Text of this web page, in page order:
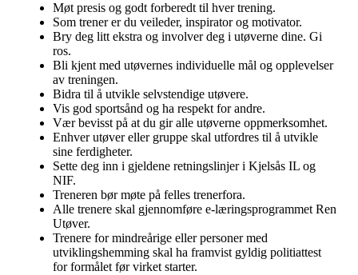
Møt presis og godt forberedt til hver trening.
Som trener er du veileder, inspirator og motivator.
Bry deg litt ekstra og involver deg i utøverne dine. Gi
ros.
Bli kjent med utøvernes individuelle mål og opplevelser
av treningen.
Bidra til å utvikle selvstendige utøvere.
Vis god sportsånd og ha respekt for andre.
Vær bevisst på at du gir alle utøverne oppmerksomhet.
Enhver utøver eller gruppe skal utfordres til å utvikle
sine ferdigheter.
Sette deg inn i gjeldene retningslinjer i Kjelsås IL og
NIF.
Treneren bør møte på felles trenerfora.
Alle trenere skal gjennomføre e-læringsprogrammet Ren
Utøver.
Trenere for mindreårige eller personer med
utviklingshemming skal ha framvist gyldig politiattest
for formålet før virket starter.